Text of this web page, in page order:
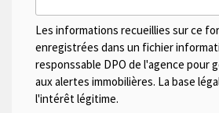
Les informations recueillies sur ce
enregistrées dans un fichier
responssable DPO de l'agence pour
aux alertes immobilières. La base
l'intérêt légitime.